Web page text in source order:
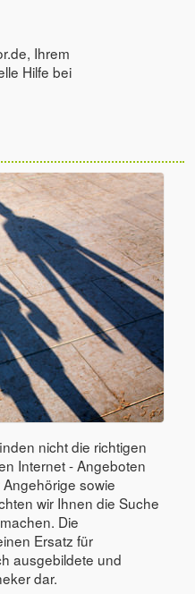
Ihrem
Hilfe bei
nicht die richtigen
Internet - Angeboten
sowie
wir Ihnen die Suche
Die
Ersatz für
ausgebildete und
dar.